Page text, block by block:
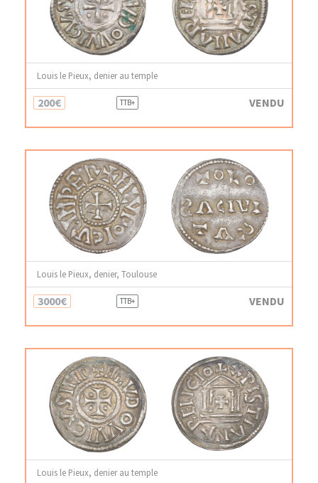
Louis le Pieux, denier au temple
200€ TTB+ VENDU
Louis le Pieux, denier, Toulouse
3000€ TTB+ VENDU
Louis le Pieux, denier au temple